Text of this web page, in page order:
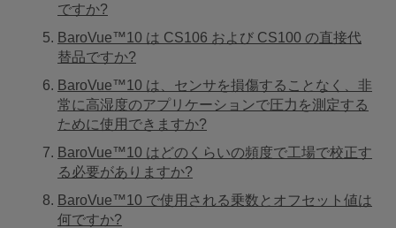
ですか?
BaroVue™10 は CS106 および CS100 の直接代
替品ですか?
BaroVue™10 は、センサを損傷することなく、非
常に高湿度のアプリケーションで圧力を測定する
ために使用できますか?
BaroVue™10 はどのくらいの頻度で工場で校正す
る必要がありますか?
BaroVue™10 で使用される乗数とオフセット値は
何ですか?